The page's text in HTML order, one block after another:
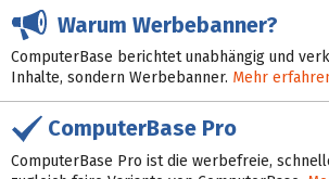
Warum Werbebanner?
ComputerBase berichtet unabhängig und
Inhalte, sondern Werbebanner. Mehr
ComputerBase Pro
ComputerBase Pro ist die werbefreie,